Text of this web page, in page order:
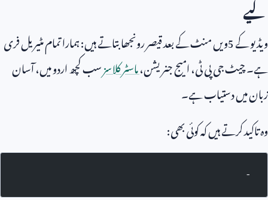
لیے
ویڈیو کے5ویں منٹ کے بعد قیصر رونجھا بتاتے ہیں: ہمارا تمام مٹیریل فری
ہے۔ چیٹ جی پی ٹی، امیج جنریشن،ماسٹر کلاسزسب کچھ اردو میں، آسان
زبان میں دستیاب ہے۔
وہ تاکید کرتے ہیں کہ کوئی بھی:
-